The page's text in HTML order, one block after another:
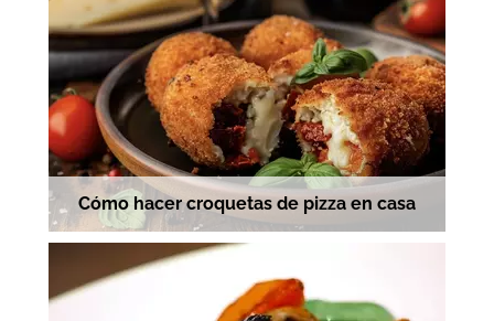
Cómo hacer croquetas de pizza en casa